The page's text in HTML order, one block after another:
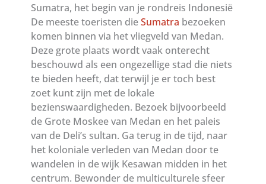
Sumatra, het begin van je rondreis Indonesië
De meeste toeristen dieSumatra bezoeken
komen binnen via het vliegveld van Medan.
Deze grote plaats wordt vaak onterecht
beschouwd als een ongezellige stad die niets
te bieden heeft, dat terwijl je er toch best
zoet kunt zijn met de lokale
bezienswaardigheden. Bezoek bijvoorbeeld
de Grote Moskee van Medan en het paleis
van de Deli’s sultan. Ga terug in de tijd, naar
het koloniale verleden van Medan door te
wandelen in de wijk Kesawan midden in het
centrum. Bewonder de multiculturele sfeer